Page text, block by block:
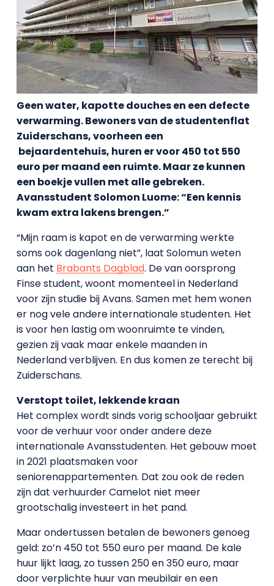
Geen water, kapotte douches en een defecte
verwarming. Bewoners van de studentenflat
Zuiderschans, voorheen een
bejaardentehuis, huren er voor 450 tot 550
euro per maand een ruimte. Maar ze kunnen
een boekje vullen met alle gebreken.
Avansstudent Solomon Luome: “Een kennis
kwam extra lakens brengen.”
“Mijn raam is kapot en de verwarming werkte
soms ook dagenlang niet”, laat Solomun weten
aan het Brabants Dagblad. De van oorsprong
Finse student, woont momenteel in Nederland
voor zijn studie bij Avans. Samen met hem wonen
er nog vele andere internationale studenten. Het
is voor hen lastig om woonruimte te vinden,
gezien zij vaak maar enkele maanden in
Nederland verblijven. En dus komen ze terecht bij
Zuiderschans.
Verstopt toilet, lekkende kraan
Het complex wordt sinds vorig schooljaar gebruikt
voor de verhuur voor onder andere deze
internationale Avansstudenten. Het gebouw moet
in 2021 plaatsmaken voor
seniorenappartementen. Dat zou ook de reden
zijn dat verhuurder Camelot niet meer
grootschalig investeert in het pand.
Maar ondertussen betalen de bewoners genoeg
geld: zo’n 450 tot 550 euro per maand. De kale
huur lijkt laag, zo tussen 250 en 350 euro, maar
door verplichte huur van meubilair en een